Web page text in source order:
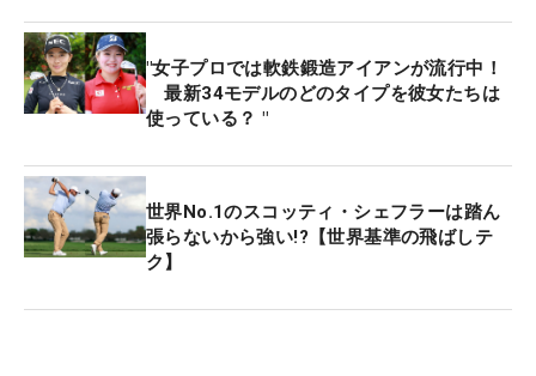
"女子プロでは軟鉄鍛造アイアンが流行中！
最新34モデルのどのタイプを彼女たちは
使っている？ "
世界No.1のスコッティ・シェフラーは踏ん
張らないから強い!?【世界基準の飛ばしテ
ク】